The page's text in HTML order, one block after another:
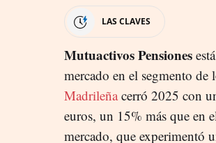
LAS CLAVES
Mutuactivos Pensiones
mercado en el segmento de
Madrileñacerró 2025 con
euros, un 15% más que en
mercado, que experimentó